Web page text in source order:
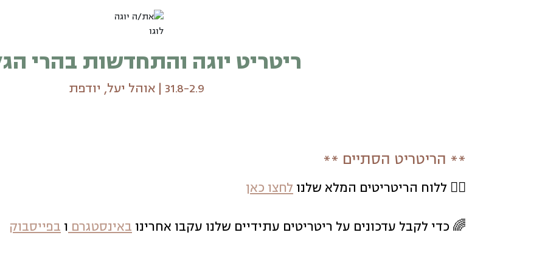
ריטריט יוגה והתחדשות בהרי
31.8-2.9 | אוהל יעל, יודפת
** הריטריט הסתיים **
🧘‍♀️ ללוח הריטריטים המלא שלנו לחצו כאן
🌈 כדי לקבל עדכונים על ריטריטים עתידיים שלנו עקבו אחרינו באינסטגרם ו בפייסבוק